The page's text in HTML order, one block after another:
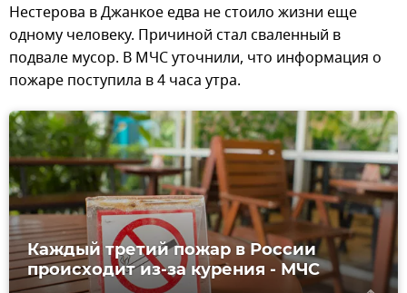
Нестерова в Джанкое едва не стоило жизни еще
одному человеку. Причиной стал сваленный в
подвале мусор. В МЧС уточнили, что информация о
пожаре поступила в 4 часа утра.
Каждый третий пожар в России
происходит из-за курения - МЧС